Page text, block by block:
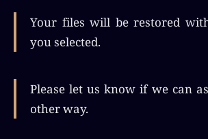
Your files will be restored
you selected.
Please let us know if we can
other way.